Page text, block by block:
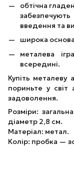
обтічна
введення та
широка
металева
всередині.
Купіть металеву
пориньте у світ
задоволення.
Розміри:
діаметр 2,8 см.
Матеріал: метал.
Колір: пробка —